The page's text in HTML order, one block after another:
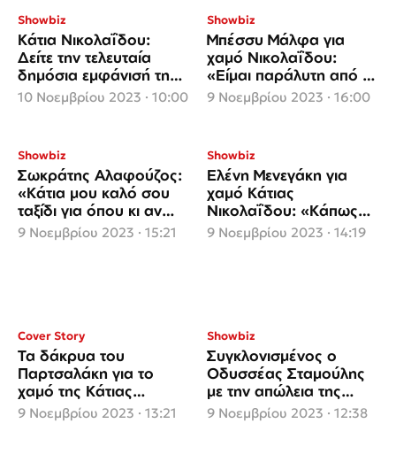
Showbiz
Κάτια Νικολαΐδου:
Δείτε την τελευταία
δημόσια εμφάνισή της
φορώντας περούκα
10 Νοεμβρίου 2023 · 10:00
Showbiz
Μπέσσυ Μάλφα για
χαμό Νικολαΐδου:
«Είμαι παράλυτη από τη
στεναχώρια»
9 Νοεμβρίου 2023 · 16:00
Showbiz
Σωκράτης Αλαφούζος:
«Κάτια μου καλό σου
ταξίδι για όπου κι αν
κίνησες»
9 Νοεμβρίου 2023 · 15:21
Showbiz
Ελένη Μενεγάκη για
χαμό Κάτιας
Νικολαΐδου: «Κάπως
μπερδεμένα το έχω στο
μυαλό μου»
9 Νοεμβρίου 2023 · 14:19
Cover Story
Τα δάκρυα του
Παρτσαλάκη για το
χαμό της Κάτιας
Νικολαΐδου: «Καλό
ταξίδι ομορφιά μου»
9 Νοεμβρίου 2023 · 13:21
Showbiz
Συγκλονισμένος ο
Οδυσσέας Σταμούλης
με την απώλεια της
πρώην συζύγου του,
Κάτιας Νικολαΐδου
9 Νοεμβρίου 2023 · 12:38